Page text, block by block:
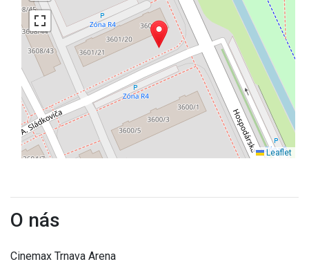
Leaflet
O nás
Cinemax Trnava Arena